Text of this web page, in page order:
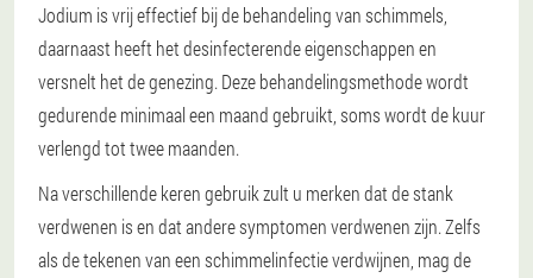
Jodium is vrij effectief bij de behandeling van schimmels,
daarnaast heeft het desinfecterende eigenschappen en
versnelt het de genezing. Deze behandelingsmethode wordt
gedurende minimaal een maand gebruikt, soms wordt de kuur
verlengd tot twee maanden.
Na verschillende keren gebruik zult u merken dat de stank
verdwenen is en dat andere symptomen verdwenen zijn. Zelfs
als de tekenen van een schimmelinfectie verdwijnen, mag de